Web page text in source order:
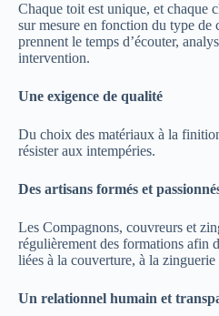
Chaque toit est unique, et chaque
sur mesure en fonction du type de
prennent le temps d’écouter,
intervention.
Une exigence de qualité
Du choix des matériaux à la
résister aux intempéries.
Des artisans formés et
Les Compagnons, couvreurs et
régulièrement des formations afin
liées à la couverture, à la zinguerie
Un relationnel humain et